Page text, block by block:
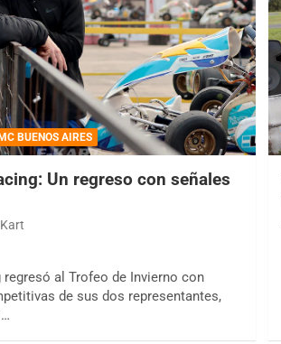
BUENOS AIRES
Un regreso con señales
regresó al Trofeo de Invierno con
de sus dos representantes,